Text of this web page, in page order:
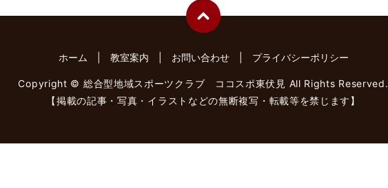
ホーム 教室案内 お問い合わせ プライバシーポリシー
Copyright © 総合型地域スポーツクラブ ココスポ東伏見 All Rights Reserved.
【掲載の記事・写真・イラストなどの無断複写・転載等を禁じます】